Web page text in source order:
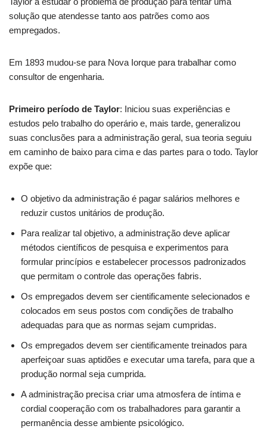
solução que atendesse tanto aos patrões como aos
empregados.
Em 1893 mudou-se para Nova Iorque para trabalhar como
consultor de engenharia.
Primeiro período de Taylor: Iniciou suas experiências e
estudos pelo trabalho do operário e, mais tarde, generalizou
suas conclusões para a administração geral, sua teoria seguiu
em caminho de baixo para cima e das partes para o todo. Taylor
expõe que:
O objetivo da administração é pagar salários melhores e
reduzir custos unitários de produção.
Para realizar tal objetivo, a administração deve aplicar
métodos científicos de pesquisa e experimentos para
formular princípios e estabelecer processos padronizados
que permitam o controle das operações fabris.
Os empregados devem ser cientificamente selecionados e
colocados em seus postos com condições de trabalho
adequadas para que as normas sejam cumpridas.
Os empregados devem ser cientificamente treinados para
aperfeiçoar suas aptidões e executar uma tarefa, para que a
produção normal seja cumprida.
A administração precisa criar uma atmosfera de íntima e
cordial cooperação com os trabalhadores para garantir a
permanência desse ambiente psicológico.